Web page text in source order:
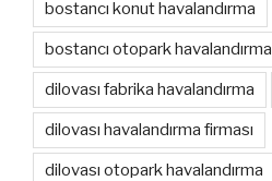
bostancı konut havalandırma
bostancı otopark havalandırma
dilovası fabrika havalandırma
dilovası havalandırma firması
dilovası otopark havalandırma